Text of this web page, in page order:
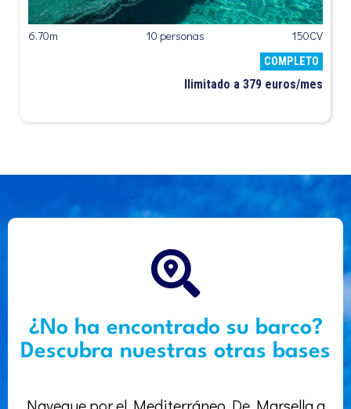
6.70m 10 personas 150CV
COMPLETO
Ilimitado a 379 euros/mes
¿No ha encontrado su barco?
Descubra nuestras otras bases
Navegue por el Mediterráneo De Marsella a